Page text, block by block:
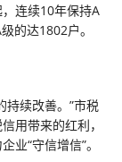
连续10年保持A
的达1802户。
持续改善。”市税
用带来的红利，
业“守信增信”。